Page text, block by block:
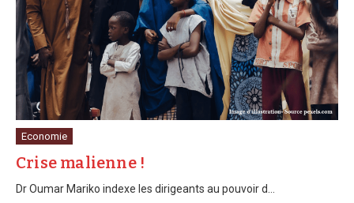
Economie
Crise malienne !
Dr Oumar Mariko indexe les dirigeants au pouvoir d...